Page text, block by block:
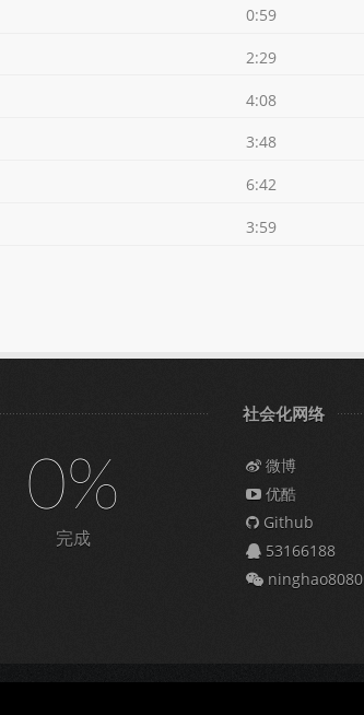
0:59
2:29
4:08
3:48
6:42
3:59
0%
完成
社会化网络
微博
优酷
Github
53166188
ninghao8080